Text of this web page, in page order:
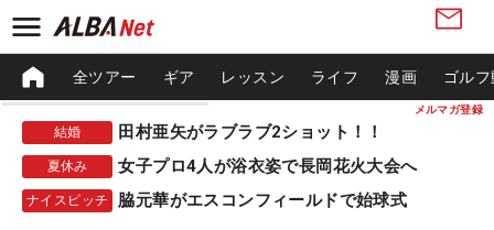
メルマガ登録
全ツアー ギア レッスン ライフ 漫画 ゴル
結婚 田村亜矢がラブラブ2ショット！！
夏休み 女子プロ4人が浴衣姿で長岡花火大会へ
ナイスピッチ 脇元華がエスコンフィールドで始球式